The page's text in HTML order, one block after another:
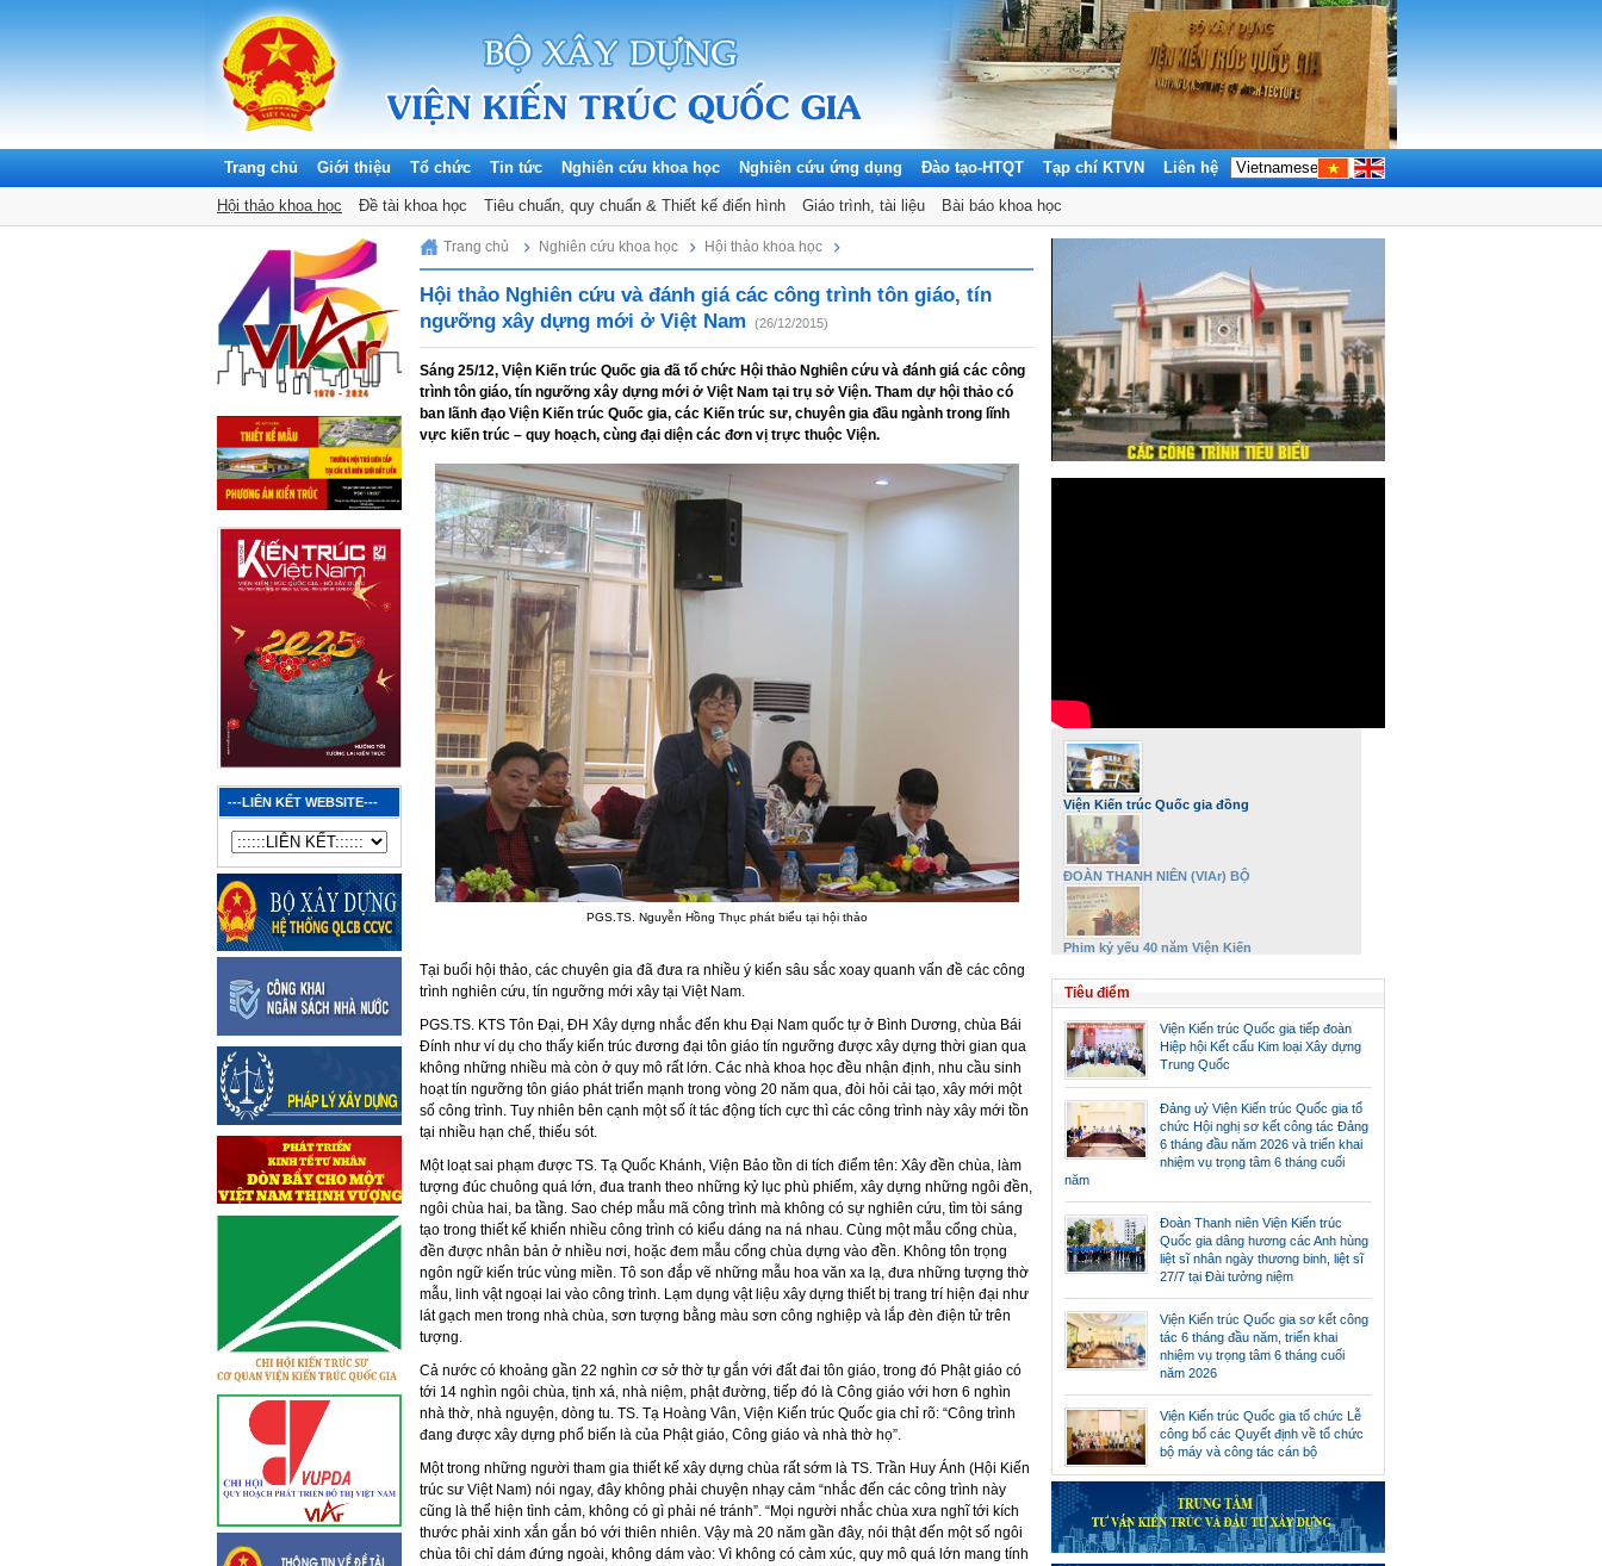
Trang chủ Giới thiệu Tổ chức Tin tức
Thông báo Tuyển dụng Tin hoạt động KHCN Đảng, Đoàn thể
Nghiên cứu khoa học
Hội thảo khoa học Đề tài khoa học Tiêu chuẩn, quy chuẩn & Thiết kế điển hình Giáo trình, tài liệu Bài báo khoa học
Nghiên cứu ứng dụng Đào tạo-HTQT Tạp chí KTVN Liên hệ
Saturday, 08/08/2026
---LIÊN KẾT WEBSITE---
Trang chủ Nghiên cứu khoa học Hội thảo khoa học
Hội thảo Nghiên cứu và đánh giá các công trình tôn giáo, tín
ngưỡng xây dựng mới ở Việt Nam
(26/12/2015)
Sáng 25/12, Viện Kiến trúc Quốc gia đã tổ chức Hội thảo Nghiên cứu và đánh giá các công
trình tôn giáo, tín ngưỡng xây dựng mới ở Việt Nam tại trụ sở Viện. Tham dự hội thảo có
ban lãnh đạo Viện Kiến trúc Quốc gia, các Kiến trúc sư, chuyên gia đầu ngành trong lĩnh
vực kiến trúc – quy hoạch, cùng đại diện các đơn vị trực thuộc Viện.
PGS.TS. Nguyễn Hồng Thục phát biểu tại hội thảo
Tại buổi hội thảo, các chuyên gia đã đưa ra nhiều ý kiến sâu sắc xoay quanh vấn đề các công
trình nghiên cứu, tín ngưỡng mới xây tại Việt Nam.
PGS.TS. KTS Tôn Đại, ĐH Xây dựng nhắc đến khu Đại Nam quốc tự ở Bình Dương, chùa Bái
Đính như ví dụ cho thấy kiến trúc đương đại tôn giáo tín ngưỡng được xây dựng thời gian qua
không những nhiều mà còn ở quy mô rất lớn. Các nhà khoa học đều nhận định, nhu cầu sinh
hoạt tín ngưỡng tôn giáo phát triển mạnh trong vòng 20 năm qua, đòi hỏi cải tạo, xây mới một
số công trình. Tuy nhiên bên cạnh một số ít tác động tích cực thì các công trình này xây mới tồn
tại nhiều hạn chế, thiếu sót.
Một loạt sai phạm được TS. Tạ Quốc Khánh, Viện Bảo tồn di tích điểm tên: Xây đền chùa, làm
tượng đúc chuông quá lớn, đua tranh theo những kỷ lục phù phiếm, xây dựng những ngôi đền,
ngôi chùa hai, ba tầng. Sao chép mẫu mã công trình mà không có sự nghiên cứu, tìm tòi sáng
tạo trong thiết kế khiến nhiều công trình có kiểu dáng na ná nhau. Cùng một mẫu cổng chùa,
đền được nhân bản ở nhiều nơi, hoặc đem mẫu cổng chùa dựng vào đền. Không tôn trọng
ngôn ngữ kiến trúc vùng miền. Tô son đắp vẽ những mẫu hoa văn xa lạ, đưa những tượng thờ
mẫu, linh vật ngoại lai vào công trình. Lạm dụng vật liệu xây dựng thiết bị trang trí hiện đại như
lát gạch men trong nhà chùa, sơn tượng bằng màu sơn công nghiệp và lắp đèn điện tử trên
tượng.
Cả nước có khoảng gần 22 nghìn cơ sở thờ tự gắn với đất đai tôn giáo, trong đó Phật giáo có
tới 14 nghìn ngôi chùa, tịnh xá, nhà niệm, phật đường, tiếp đó là Công giáo với hơn 6 nghìn
nhà thờ, nhà nguyện, dòng tu. TS. Tạ Hoàng Vân, Viện Kiến trúc Quốc gia chỉ rõ: “Công trình
đang được xây dựng phổ biến là của Phật giáo, Công giáo và nhà thờ họ”.
Một trong những người tham gia thiết kế xây dựng chùa rất sớm là TS. Trần Huy Ánh (Hội Kiến
trúc sư Việt Nam) nói ngay, đây không phải chuyện nhạy cảm “nhắc đến các công trình này
cũng là thể hiện tình cảm, không có gì phải né tránh”. “Mọi người nhắc chùa xưa nghĩ tới kích
thước phải xinh xắn gắn bó với thiên nhiên. Vậy mà 20 năm gần đây, nói thật đến một số ngôi
chùa tôi chỉ dám đứng ngoài, không dám vào: Vì không có cảm xúc, quy mô quá lớn mang tính
Viện Kiến trúc Quốc gia đồng
hành và phát triển
ĐOÀN THANH NIÊN (VIAr) BỘ
XÂY DỰNG DÂNG HƯƠNG VÀ TRI
ÂN ĐẠI TƯỚNG VÕ NGUYÊN
GIÁP NHÂN DỊP 27/7
Phim kỷ yếu 40 năm Viện Kiến
Tiêu điểm
Viện Kiến trúc Quốc gia tiếp đoàn
Hiệp hội Kết cấu Kim loại Xây dựng
Trung Quốc
Đảng uỷ Viện Kiến trúc Quốc gia tổ
chức Hội nghị sơ kết công tác Đảng
6 tháng đầu năm 2026 và triển khai
nhiệm vụ trọng tâm 6 tháng cuối
năm
Đoàn Thanh niên Viện Kiến trúc
Quốc gia dâng hương các Anh hùng
liệt sĩ nhân ngày thương binh, liệt sĩ
27/7 tại Đài tưởng niệm
Viện Kiến trúc Quốc gia sơ kết công
tác 6 tháng đầu năm, triển khai
nhiệm vụ trọng tâm 6 tháng cuối
năm 2026
Viện Kiến trúc Quốc gia tổ chức Lễ
công bố các Quyết định về tổ chức
bộ máy và công tác cán bộ